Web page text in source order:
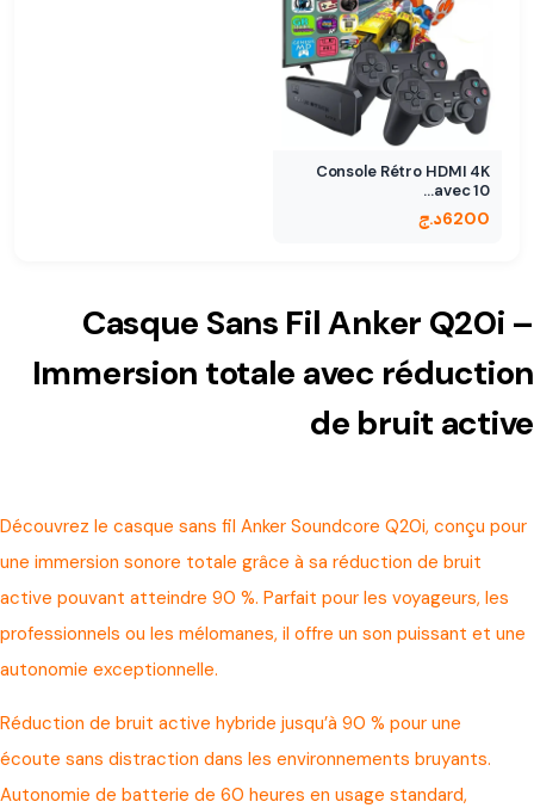
Console Rétro HDMI 4K
avec 10…
6200د.ج
Casque Sans Fil Anker Q20i –
Immersion totale avec réduction
de bruit active
Découvrez le casque sans fil Anker Soundcore Q20i, conçu pour
une immersion sonore totale grâce à sa réduction de bruit
active pouvant atteindre 90 %. Parfait pour les voyageurs, les
professionnels ou les mélomanes, il offre un son puissant et une
autonomie exceptionnelle.
Réduction de bruit active hybride jusqu’à 90 % pour une
écoute sans distraction dans les environnements bruyants.
Autonomie de batterie de 60 heures en usage standard,